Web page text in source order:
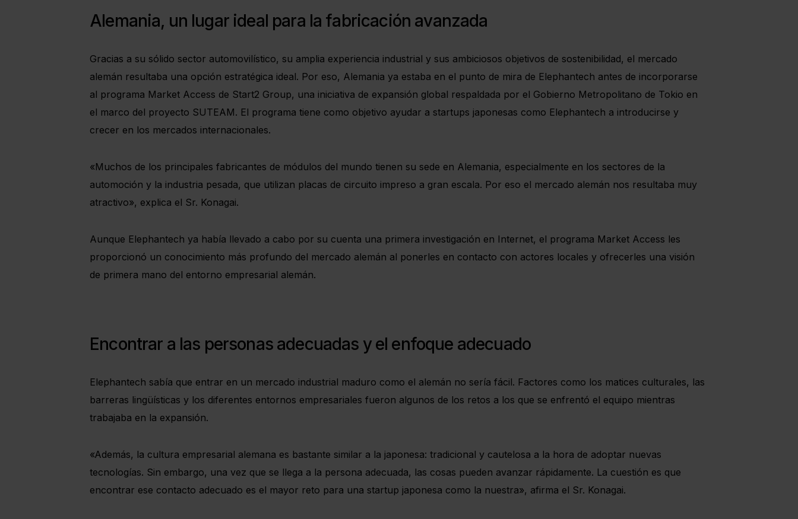
Alemania, un lugar ideal para la fabricación avanzada
Gracias a su sólido sector automovilístico, su amplia experiencia industrial y sus ambiciosos objetivos de sostenibilidad, el mercado
alemán resultaba una opción estratégica ideal. Por eso, Alemania ya estaba en el punto de mira de Elephantech antes de incorporarse
al programa Market Access de Start2 Group, una iniciativa de expansión global respaldada por el Gobierno Metropolitano de Tokio en
el marco del proyecto SUTEAM. El programa tiene como objetivo ayudar a startups japonesas como Elephantech a introducirse y
crecer en los mercados internacionales.
«Muchos de los principales fabricantes de módulos del mundo tienen su sede en Alemania, especialmente en los sectores de la
automoción y la industria pesada, que utilizan placas de circuito impreso a gran escala. Por eso el mercado alemán nos resultaba muy
atractivo», explica el Sr. Konagai.
Aunque Elephantech ya había llevado a cabo por su cuenta una primera investigación en Internet, el programa Market Access les
proporcionó un conocimiento más profundo del mercado alemán al ponerles en contacto con actores locales y ofrecerles una visión
de primera mano del entorno empresarial alemán.
Encontrar a las personas adecuadas y el enfoque adecuado
Elephantech sabía que entrar en un mercado industrial maduro como el alemán no sería fácil. Factores como los matices culturales, las
barreras lingüísticas y los diferentes entornos empresariales fueron algunos de los retos a los que se enfrentó el equipo mientras
trabajaba en la expansión.
«Además, la cultura empresarial alemana es bastante similar a la japonesa: tradicional y cautelosa a la hora de adoptar nuevas
tecnologías. Sin embargo, una vez que se llega a la persona adecuada, las cosas pueden avanzar rápidamente. La cuestión es que
encontrar ese contacto adecuado es el mayor reto para una startup japonesa como la nuestra», afirma el Sr. Konagai.